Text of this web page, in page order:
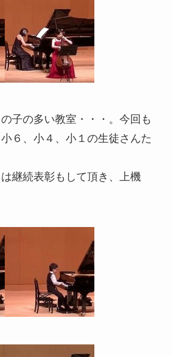
子の多い教室・・・。今回も
６、小４、小１の生徒さんた
継続表彰もして頂き、上機